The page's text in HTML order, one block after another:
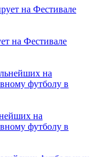
на Фестивале
на
футболу в